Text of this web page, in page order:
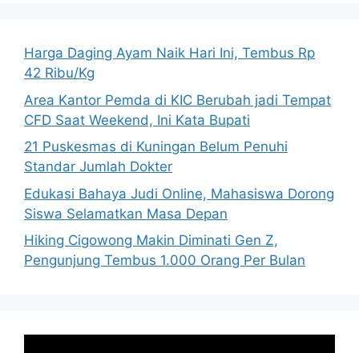
Harga Daging Ayam Naik Hari Ini, Tembus Rp
42 Ribu/Kg
Area Kantor Pemda di KIC Berubah jadi Tempat
CFD Saat Weekend, Ini Kata Bupati
21 Puskesmas di Kuningan Belum Penuhi
Standar Jumlah Dokter
Edukasi Bahaya Judi Online, Mahasiswa Dorong
Siswa Selamatkan Masa Depan
Hiking Cigowong Makin Diminati Gen Z,
Pengunjung Tembus 1.000 Orang Per Bulan